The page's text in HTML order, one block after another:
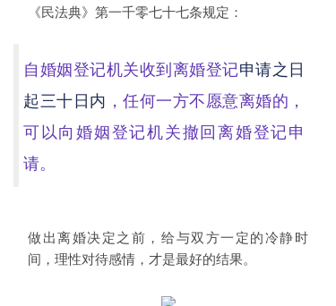
《民法典》第一千零七十七条规定：
自婚姻登记机关收到离婚登记申请之日
起三十日内 ，任何一方不愿意离婚的，
可以向婚姻登记机关撤回离婚登记申
请。
做出离婚决定之前，给与双方一定的冷静时
间，理性对待感情，才是最好的结果。